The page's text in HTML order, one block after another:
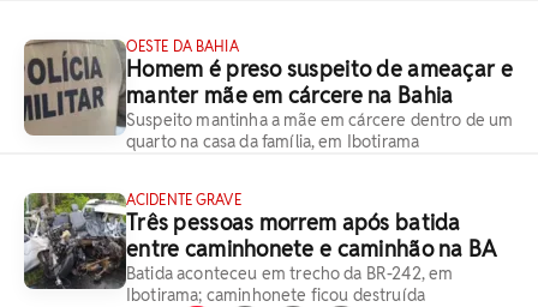
OESTE DA BAHIA
Homem é preso suspeito de ameaçar e
manter mãe em cárcere na Bahia
Suspeito mantinha a mãe em cárcere dentro de um
quarto na casa da família, em Ibotirama
ACIDENTE GRAVE
Três pessoas morrem após batida
entre caminhonete e caminhão na BA
Batida aconteceu em trecho da BR-242, em
Ibotirama; caminhonete ficou destruída